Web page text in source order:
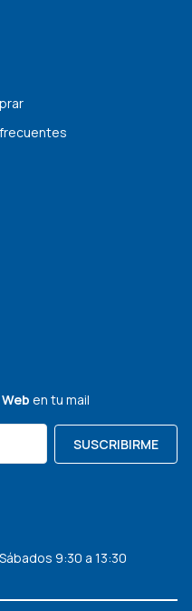
en tu mail
SUSCRIBIRME
9:30 a 13:30